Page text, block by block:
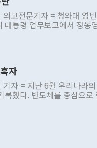
교전문기자 = 청와대 영
대통령 업무보고에서 정동
을 거치지 않은 사안을 정
현실적 구상'이라는 비판
언이 물의를 빚은 적은 여
로 부정적 입장을 표명한
과 월권을 제어해야 한다
자
자 = 지난 6월 우리나라
록했다. 반도체를 중심으